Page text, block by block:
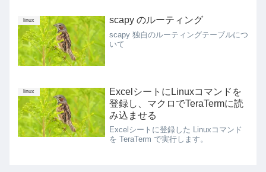
linux scapy のルーティング
scapy 独自のルーティングテーブルにつ
いて
linux
ExcelシートにLinuxコマンドを
登録し、マクロでTeraTermに読
み込ませる
Excelシートに登録した Linuxコマンド
を TeraTerm で実行します。